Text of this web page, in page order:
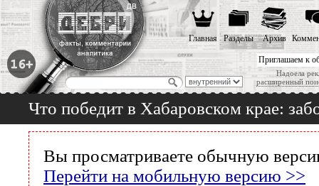
Приглашаем к
Надоела
расширенный
Главная Разделы Архив
Что победит в Хабаровском крае:
Вы просматриваете обычную
Перейти на мобильную версию >>